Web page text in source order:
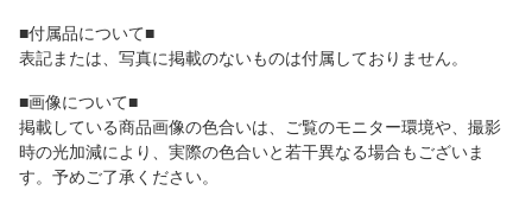
■付属品について■
表記または、写真に掲載のないものは付属しておりません。
■画像について■
掲載している商品画像の色合いは、ご覧のモニター環境や、撮影
時の光加減により、実際の色合いと若干異なる場合もございま
す。予めご了承ください。